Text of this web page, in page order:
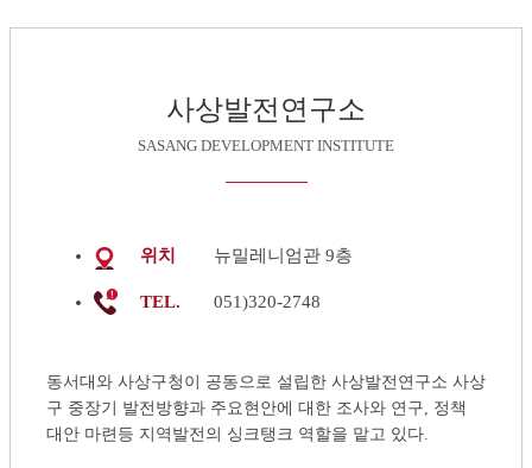
사상발전연구소
SASANG DEVELOPMENT INSTITUTE
위치 뉴밀레니엄관 9층
TEL. 051)320-2748
동서대와 사상구청이 공동으로 설립한 사상발전연구소 사상
구 중장기 발전방향과 주요현안에 대한 조사와 연구, 정책
대안 마련등 지역발전의 싱크탱크 역할을 맡고 있다.